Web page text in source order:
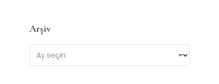
Arşiv